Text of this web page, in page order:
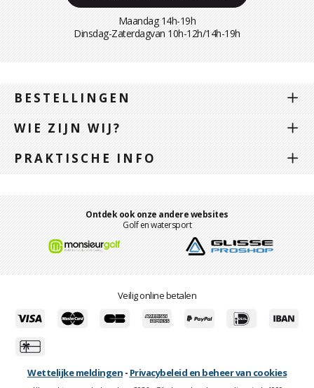
Maandag 14h-19h
Dinsdag-Zaterdagvan 10h-12h/14h-19h
BESTELLINGEN
WIE ZIJN WIJ?
PRAKTISCHE INFO
Ontdek ook onze andere websites
Golf en watersport
Veilig online betalen
Wettelijke meldingen - Privacybeleid en beheer van cookies